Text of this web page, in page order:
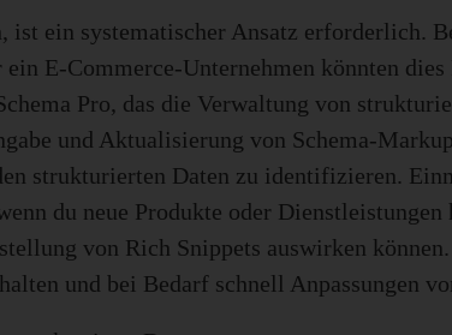
ein systematischer Ansatz erforderlich.
E-Commerce-Unternehmen könnten
Pro, das die Verwaltung von
und Aktualisierung von Schema-
strukturierten Daten zu identifizieren.
du neue Produkte oder
von Rich Snippets auswirken
und bei Bedarf schnell Anpassungen